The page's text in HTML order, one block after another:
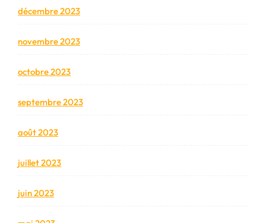
décembre 2023
novembre 2023
octobre 2023
septembre 2023
août 2023
juillet 2023
juin 2023